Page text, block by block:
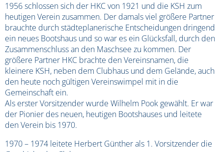
1956 schlossen sich der HKC von 1921 und die KSH zum
heutigen Verein zusammen. Der damals viel größere Partner
brauchte durch städteplanerische Entscheidungen dringend
ein neues Bootshaus und so war es ein Glücksfall, durch den
Zusammenschluss an den Maschsee zu kommen. Der
größere Partner HKC brachte den Vereinsnamen, die
kleinere KSH, neben dem Clubhaus und dem Gelände, auch
den heute noch gültigen Vereinswimpel mit in die
Gemeinschaft ein.
Als erster Vorsitzender wurde Wilhelm Pook gewählt. Er war
der Pionier des neuen, heutigen Bootshauses und leitete
den Verein bis 1970.
1970 – 1974 leitete Herbert Günther als 1. Vorsitzender die